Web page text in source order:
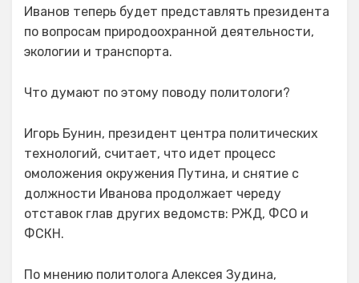
Иванов теперь будет представлять президента
по вопросам природоохранной деятельности,
экологии и транспорта.
Что думают по этому поводу политологи?
Игорь Бунин, президент центра политических
технологий, считает, что идет процесс
омоложения окружения Путина, и снятие с
должности Иванова продолжает череду
отставок глав других ведомств: РЖД, ФСО и
ФСКН.
По мнению политолога Алексея Зудина,